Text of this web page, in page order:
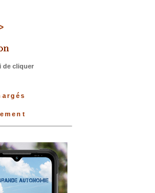
de cliquer